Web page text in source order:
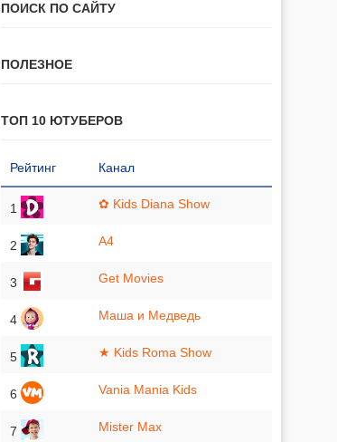
ПОИСК ПО САЙТУ
ПОЛЕЗНОЕ
ТОП 10 ЮТУБЕРОВ
Рейтинг Канал
1 ✿ Kids Diana Show
2 A4
3 Get Movies
4 Маша и Медведь
5 ★ Kids Roma Show
6 Vania Mania Kids
7 Mister Max